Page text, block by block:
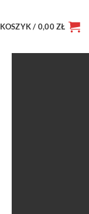
KOSZYK / 0,00ZŁ